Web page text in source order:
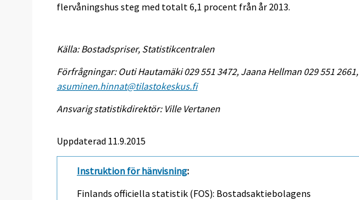
flervåningshus steg med totalt 6,1 procent från år 2013.
Källa: Bostadspriser, Statistikcentralen
Förfrågningar: Outi Hautamäki 029 551 3472, Jaana Hellman 029 551 2661,
asuminen.hinnat@tilastokeskus.fi
Ansvarig statistikdirektör: Ville Vertanen
Uppdaterad 11.9.2015
Instruktion för hänvisning:
Finlands officiella statistik (FOS): Bostadsaktiebolagens